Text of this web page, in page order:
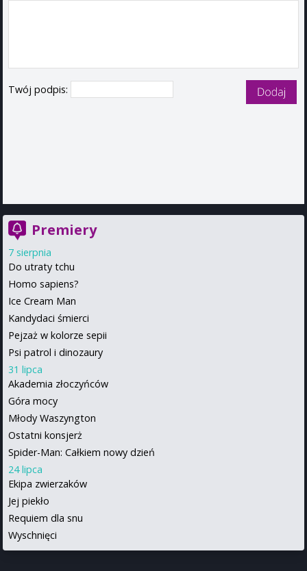
Twój podpis:
Premiery
7 sierpnia
Do utraty tchu
Homo sapiens?
Ice Cream Man
Kandydaci śmierci
Pejzaż w kolorze sepii
Psi patrol i dinozaury
31 lipca
Akademia złoczyńców
Góra mocy
Młody Waszyngton
Ostatni konsjerż
Spider-Man: Całkiem nowy dzień
24 lipca
Ekipa zwierzaków
Jej piekło
Requiem dla snu
Wyschnięci